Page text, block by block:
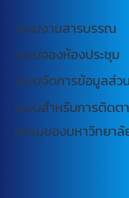
ระบบงานสารบรรณ
ระบบจองห้องประชุม
ระบบจัดการข้อมูลส่
ระบบสำหรับการติดต
อบรมของมหาวิทยาลั